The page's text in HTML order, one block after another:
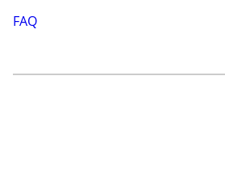
FAQ